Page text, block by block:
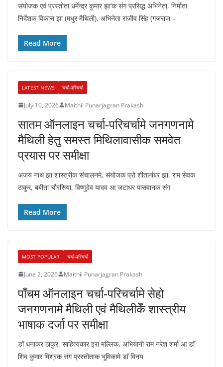
संयोजक एवं प्रस्तोता धर्मेन्द्र कुमार झा’क संग प्रसिद्ध अभिनेता, निर्माता
निर्देशक विकास झा (मधुर मैथिली), अभिनेता राजीव सिंह (गजराज –
Read More
LATEST NEWS चर्चा-परिचर्चा
July 10, 2026 Maithil Punarjagran Prakash
सातम ऑनलाइन चर्चा-परिचर्चामे जनगणनामे
मैथिली हेतु समस्त मिथिलावासीक समवेत
प्रयास पर समीक्षा
अजय नाथ झा शास्त्रीक संचालनमे, संयोजक प्रो शीतलांबर झा, राम सेवक
ठाकुर, बबीता चौरसिया, विष्णुदेव यादव आ जटाधर पासवानक संग
Read More
MOST POPULAR चर्चा-परिचर्चा
June 2, 2026 Maithil Punarjagran Prakash
पाँचम ऑनलाइन चर्चा-परिचर्चामे सेहो
जनगणनामे मैथिली एवं मैथिलीकेँ शास्त्रीय
भाषाक दर्जा पर समीक्षा
डॉ धनाकर ठाकुर, साहित्यकार इरा मल्लिक, अभियानी राम नरेश शर्मा आ डाॅ
शिव कुमार मिश्रक संग प्रस्तोताक भूमिकामे डाॅ विनय